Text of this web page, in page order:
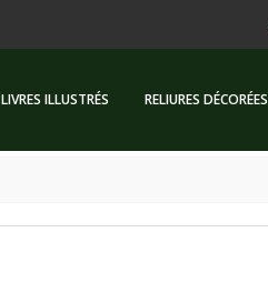
LIVRES ILLUSTRÉS RELIURES DÉCORÉES